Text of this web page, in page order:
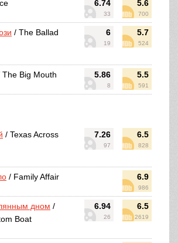
6.74
33
5.6
700
6
19
5.7
524
/ The Ballad
5.86
8
5.5
591
Big Mouth
7.26
97
6.5
828
/ Texas Across
6.9
986
/ Family Affair
6.94
26
6.5
2619
дном /
Boat